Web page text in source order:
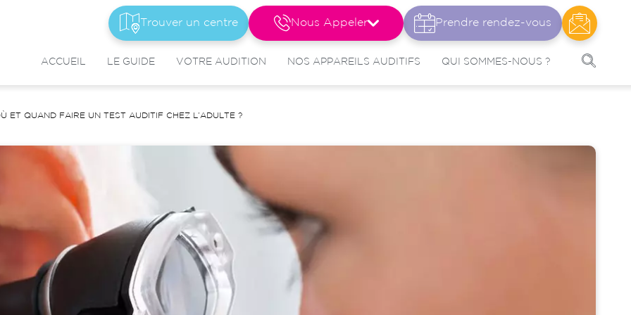
ACCUEIL LE GUIDE VOTRE AUDITION NOS APPAREILS AUDITIFS QUI SOMMES-NOUS ?
Prendre rendez-vous
Nous Appeler
Trouver un centre
ET QUAND FAIRE UN TEST AUDITIF CHEZ L’ADULTE ?